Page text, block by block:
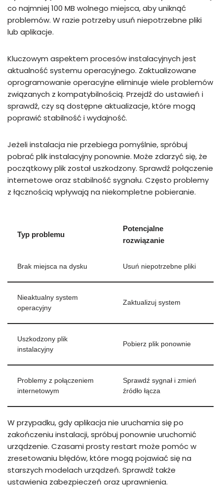
co najmniej 100 MB wolnego miejsca, aby uniknąć
problemów. W razie potrzeby usuń niepotrzebne pliki
lub aplikacje.
Kluczowym aspektem procesów instalacyjnych jest
aktualność systemu operacyjnego. Zaktualizowane
oprogramowanie operacyjne eliminuje wiele problemów
związanych z kompatybilnością. Przejdź do ustawień i
sprawdź, czy są dostępne aktualizacje, które mogą
poprawić stabilność i wydajność.
Jeżeli instalacja nie przebiega pomyślnie, spróbuj
pobrać plik instalacyjny ponownie. Może zdarzyć się, że
początkowy plik został uszkodzony. Sprawdź połączenie
internetowe oraz stabilność sygnału. Często problemy
z łącznością wpływają na niekompletne pobieranie.
Typ problemu
Potencjalne
rozwiązanie
Brak miejsca na dysku Usuń niepotrzebne pliki
Nieaktualny system
operacyjny
Zaktualizuj system
Uszkodzony plik
instalacyjny
Pobierz plik ponownie
Problemy z połączeniem
internetowym
Sprawdź sygnał i zmień
źródło łącza
W przypadku, gdy aplikacja nie uruchamia się po
zakończeniu instalacji, spróbuj ponownie uruchomić
urządzenie. Czasami prosty restart może pomóc w
zresetowaniu błędów, które mogą pojawiać się na
starszych modelach urządzeń. Sprawdź także
ustawienia zabezpieczeń oraz uprawnienia.